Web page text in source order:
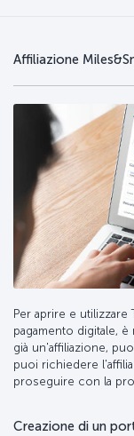
Affiliazione
Per aprire e
pagamento digitale, è
già un'affiliazione,
puoi richiedere
proseguire con la
Creazione di un